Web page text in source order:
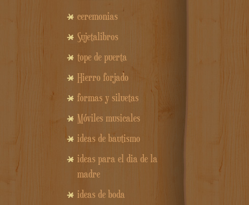
ceremonias
Sujetalibros
tope de puerta
Hierro forjado
formas y siluetas
Móviles musicales
ideas de bautismo
ideas para el dia de la
madre
ideas de boda